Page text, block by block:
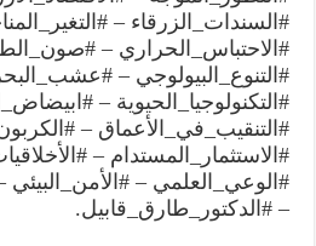
#السندات_الزرقاء –
#الاحتباس_الحراري –
#التنوع_البيولوجي –
#التكنولوجيا_الحيوية –
#التنقيب_في_الأعماق –
#الاستثمار_المستدام –
#الوعي_العلمي –
– #الدكتور_طارق_قابيل.